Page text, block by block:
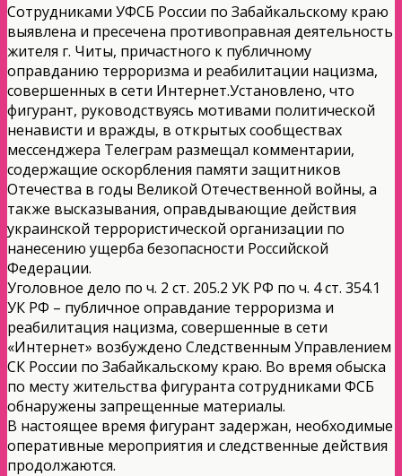
Сотрудниками УФСБ России по Забайкальскому краю
выявлена и пресечена противоправная деятельность
жителя г. Читы, причастного к публичному
оправданию терроризма и реабилитации нацизма,
совершенных в сети Интернет.Установлено, что
фигурант, руководствуясь мотивами политической
ненависти и вражды, в открытых сообществах
мессенджера Телеграм размещал комментарии,
содержащие оскорбления памяти защитников
Отечества в годы Великой Отечественной войны, а
также высказывания, оправдывающие действия
украинской террористической организации по
нанесению ущерба безопасности Российской
Федерации.
Уголовное дело по ч. 2 ст. 205.2 УК РФ по ч. 4 ст. 354.1
УК РФ – публичное оправдание терроризма и
реабилитация нацизма, совершенные в сети
«Интернет» возбуждено Следственным Управлением
СК России по Забайкальскому краю. Во время обыска
по месту жительства фигуранта сотрудниками ФСБ
обнаружены запрещенные материалы.
В настоящее время фигурант задержан, необходимые
оперативные мероприятия и следственные действия
продолжаются.